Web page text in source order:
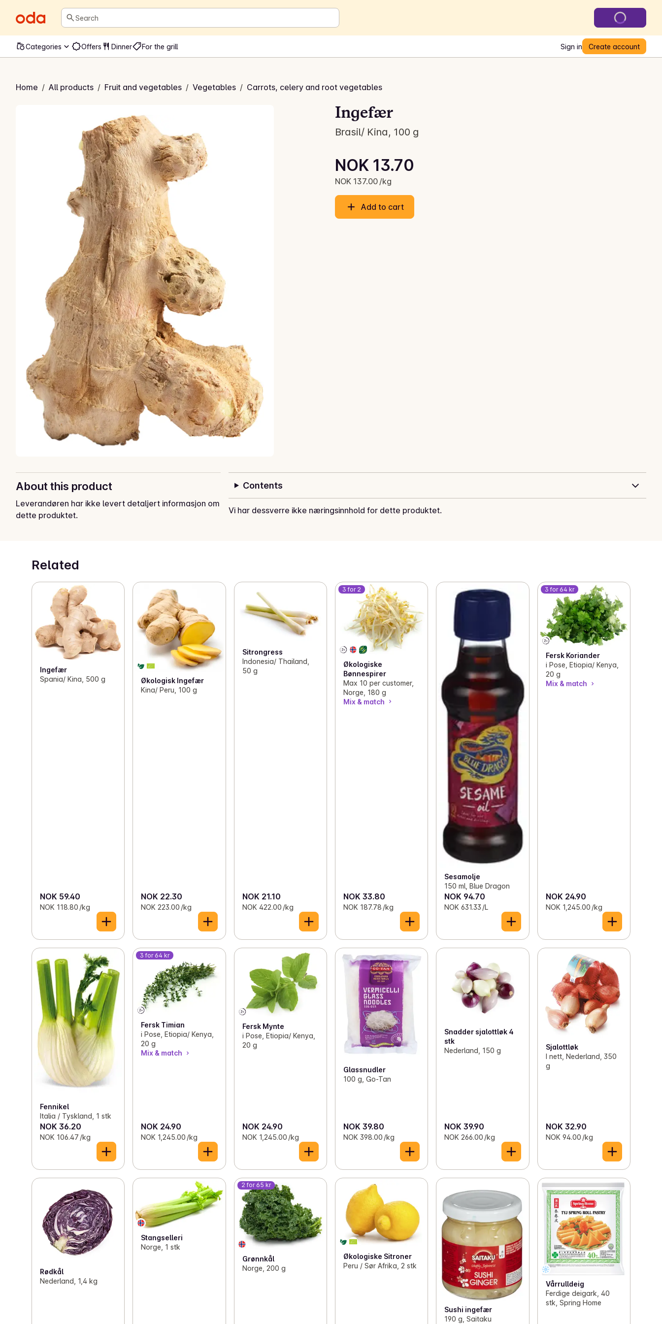
Search
Categories Offers Dinner For the grill Sign in Create account
Home / All products / Fruit and vegetables / Vegetables / Carrots, celery and root vegetables
Ingefær
Ingefær
Brasil/ Kina, 100 g
Current price is: NOK 13.70
NOK 13.70
NOK 137.00 /kg
Unit price: NOK 137.00 /kg
Add to cart
About this product
Leverandøren har ikke levert detaljert informasjon om
dette produktet.
Contents
Vi har dessverre ikke næringsinnhold for dette produktet.
Related
Ingefær
Spania/ Kina, 500 g
NOK 59.40
NOK 118.80 /kg
Økologisk Ingefær
Kina/ Peru, 100 g
NOK 22.30
NOK 223.00 /kg
Sitrongress
Indonesia/ Thailand,
50 g
NOK 21.10
NOK 422.00 /kg
3 for 2
Økologiske
Bønnespirer
Max 10 per customer,
Norge, 180 g
Mix & match
NOK 33.80
NOK 187.78 /kg
Sesamolje
150 ml, Blue Dragon
NOK 94.70
NOK 631.33 /L
3 for 64 kr
Fersk Koriander
i Pose, Etiopia/ Kenya,
20 g
Mix & match
NOK 24.90
NOK 1,245.00 /kg
Fennikel
Italia / Tyskland, 1 stk
NOK 36.20
NOK 106.47 /kg
3 for 64 kr
Fersk Timian
i Pose, Etiopia/ Kenya,
20 g
Mix & match
NOK 24.90
NOK 1,245.00 /kg
Fersk Mynte
i Pose, Etiopia/ Kenya,
20 g
NOK 24.90
NOK 1,245.00 /kg
Glassnudler
100 g, Go-Tan
NOK 39.80
NOK 398.00 /kg
Snadder sjalottløk 4
stk
Nederland, 150 g
NOK 39.90
NOK 266.00 /kg
Sjalottløk
I nett, Nederland, 350
g
NOK 32.90
NOK 94.00 /kg
Rødkål
Nederland, 1,4 kg
Stangselleri
Norge, 1 stk
2 for 65 kr
Grønnkål
Norge, 200 g
Økologiske Sitroner
Peru / Sør Afrika, 2 stk
Sushi ingefær
190 g, Saitaku
Vårrulldeig
Ferdige deigark, 40
stk, Spring Home